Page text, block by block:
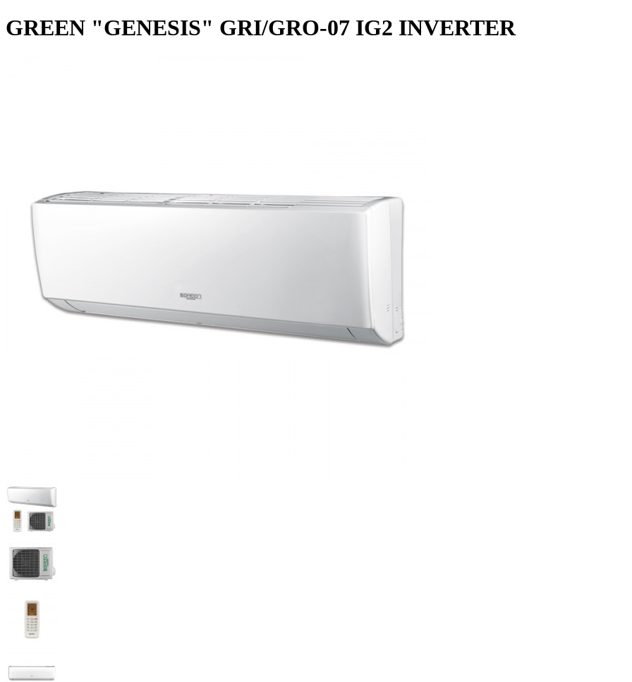
GREEN "GENESIS" GRI/GRO-07 IG2 INVERTER